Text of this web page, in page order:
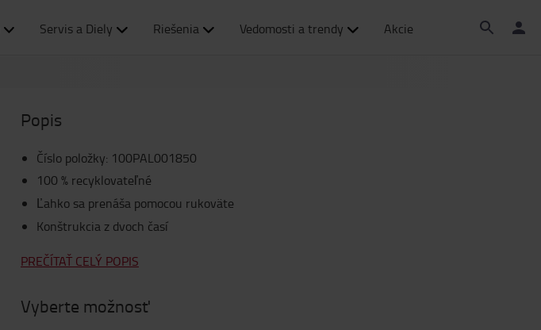
Servis a Diely Riešenia Vedomosti a trendy Akcie
Popis
Číslo položky: 100PAL001850
100 % recyklovateľné
Ľahko sa prenáša pomocou rukoväte
Konštrukcia z dvoch časí
PREČÍTAŤ CELÝ POPIS
Vyberte možnosť